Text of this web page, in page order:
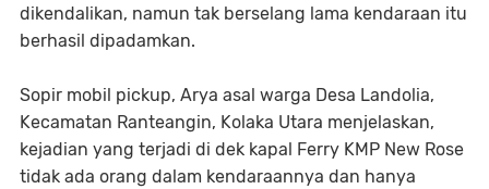
dikendalikan, namun tak berselang lama kendaraan itu
berhasil dipadamkan.
Sopir mobil pickup, Arya asal warga Desa Landolia,
Kecamatan Ranteangin, Kolaka Utara menjelaskan,
kejadian yang terjadi di dek kapal Ferry KMP New Rose
tidak ada orang dalam kendaraannya dan hanya